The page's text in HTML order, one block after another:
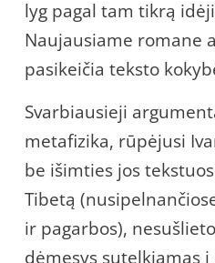
lyg pagal tam tikrą
Naujausiame romane
pasikeičia teksto
Svarbiausieji
metafizika, rūpėjusi
be išimties jos
Tibetą
ir pagarbos),
dėmesys sutelkiamas